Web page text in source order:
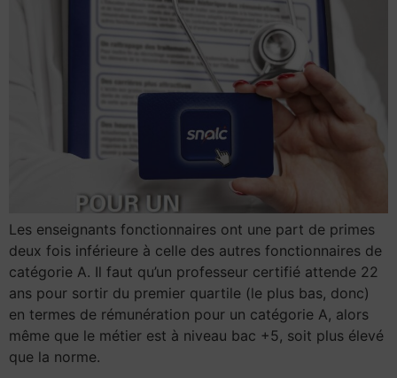
Les enseignants fonctionnaires ont une part de primes
deux fois inférieure à celle des autres fonctionnaires de
catégorie A. Il faut qu’un professeur certifié attende 22
ans pour sortir du premier quartile (le plus bas, donc)
en termes de rémunération pour un catégorie A, alors
même que le métier est à niveau bac +5, soit plus élevé
que la norme.